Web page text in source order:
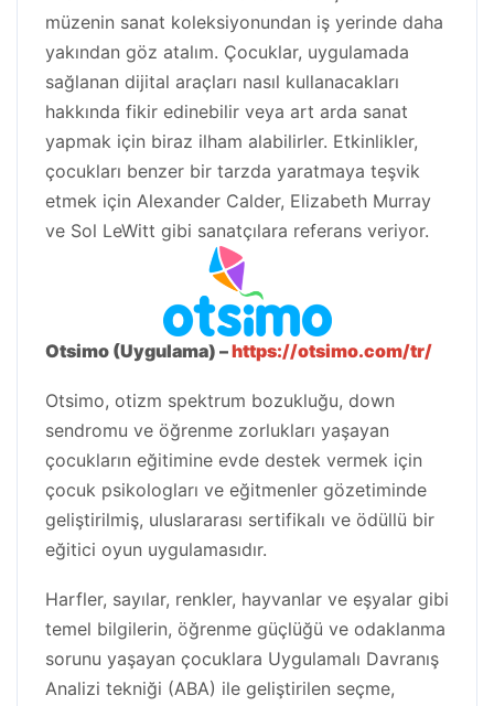
müzenin sanat koleksiyonundan iş yerinde daha
yakından göz atalım. Çocuklar, uygulamada
sağlanan dijital araçları nasıl kullanacakları
hakkında fikir edinebilir veya art arda sanat
yapmak için biraz ilham alabilirler. Etkinlikler,
çocukları benzer bir tarzda yaratmaya teşvik
etmek için Alexander Calder, Elizabeth Murray
ve Sol LeWitt gibi sanatçılara referans veriyor.
Otsimo (Uygulama) –https://otsimo.com/tr/
Otsimo, otizm spektrum bozukluğu, down
sendromu ve öğrenme zorlukları yaşayan
çocukların eğitimine evde destek vermek için
çocuk psikologları ve eğitmenler gözetiminde
geliştirilmiş, uluslararası sertifikalı ve ödüllü bir
eğitici oyun uygulamasıdır.
Harfler, sayılar, renkler, hayvanlar ve eşyalar gibi
temel bilgilerin, öğrenme güçlüğü ve odaklanma
sorunu yaşayan çocuklara Uygulamalı Davranış
Analizi tekniği (ABA) ile geliştirilen seçme,